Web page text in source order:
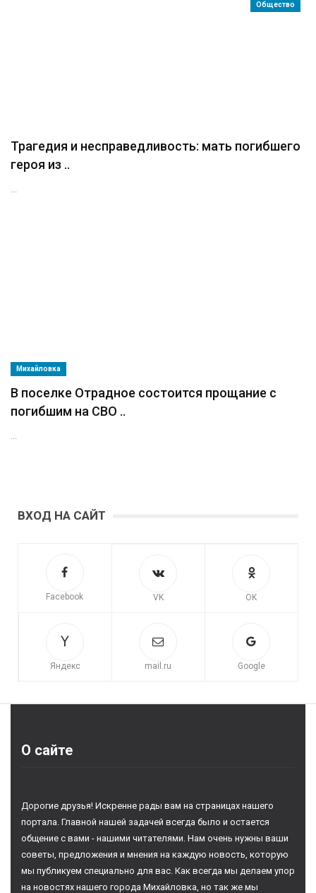
Общество
Трагедия и несправедливость: мать погибшего
героя из ..
...
Михайловка
В поселке Отрадное состоится прощание с
погибшим на СВО ..
...
ВХОД НА САЙТ
Facebook VK OK
Яндекс mail.ru Google
О сайте
Дорогие друзья! Искренне рады вам на страницах нашего
портала. Главной нашей задачей всегда было и остается
общение с вами - нашими читателями. Нам очень нужны ваши
советы, предложения и мнения на каждую новость, которую
мы публикуем специально для вас. Как всегда мы делаем упор
на новостях нашего города Михайловка, но так же мы